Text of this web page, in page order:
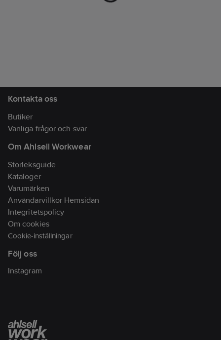
Kontakta oss
Butiker
Vanliga frågor och svar
Om Ahlsell Workwear
Storleksguide
Kataloger
Varumärken
Användarvillkor Hemsidan
Integritetspolicy
Om cookies
Cookie-inställningar
Följ oss
Instagram